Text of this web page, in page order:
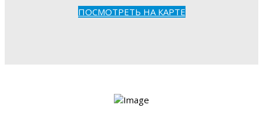
ПОСМОТРЕТЬ НА КАРТЕ